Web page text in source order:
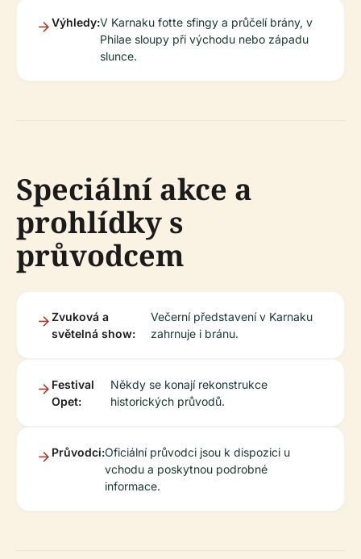
Výhledy:V Karnaku fotte sfingy a průčelí brány, v
Philae sloupy při východu nebo západu
slunce.
Speciální akce a
prohlídky s
průvodcem
Zvuková a
světelná show:
Večerní představení v Karnaku
zahrnuje i bránu.
Festival
Opet:
Někdy se konají rekonstrukce
historických průvodů.
Průvodci:Oficiální průvodci jsou k dispozici u
vchodu a poskytnou podrobné
informace.